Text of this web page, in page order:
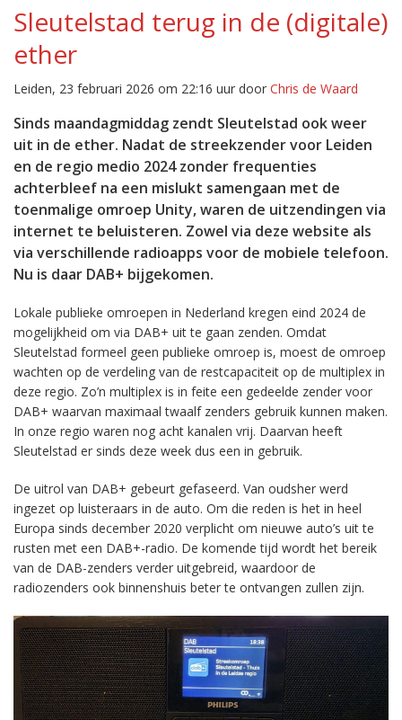
Sleutelstad terug in de (digitale)
ether
Leiden, 23 februari 2026 om 22:16 uur door Chris de Waard
Sinds maandagmiddag zendt Sleutelstad ook weer
uit in de ether. Nadat de streekzender voor Leiden
en de regio medio 2024 zonder frequenties
achterbleef na een mislukt samengaan met de
toenmalige omroep Unity, waren de uitzendingen via
internet te beluisteren. Zowel via deze website als
via verschillende radioapps voor de mobiele telefoon.
Nu is daar DAB+ bijgekomen.
Lokale publieke omroepen in Nederland kregen eind 2024 de
mogelijkheid om via DAB+ uit te gaan zenden. Omdat
Sleutelstad formeel geen publieke omroep is, moest de omroep
wachten op de verdeling van de restcapaciteit op de multiplex in
deze regio. Zo’n multiplex is in feite een gedeelde zender voor
DAB+ waarvan maximaal twaalf zenders gebruik kunnen maken.
In onze regio waren nog acht kanalen vrij. Daarvan heeft
Sleutelstad er sinds deze week dus een in gebruik.
De uitrol van DAB+ gebeurt gefaseerd. Van oudsher werd
ingezet op luisteraars in de auto. Om die reden is het in heel
Europa sinds december 2020 verplicht om nieuwe auto’s uit te
rusten met een DAB+-radio. De komende tijd wordt het bereik
van de DAB-zenders verder uitgebreid, waardoor de
radiozenders ook binnenshuis beter te ontvangen zullen zijn.